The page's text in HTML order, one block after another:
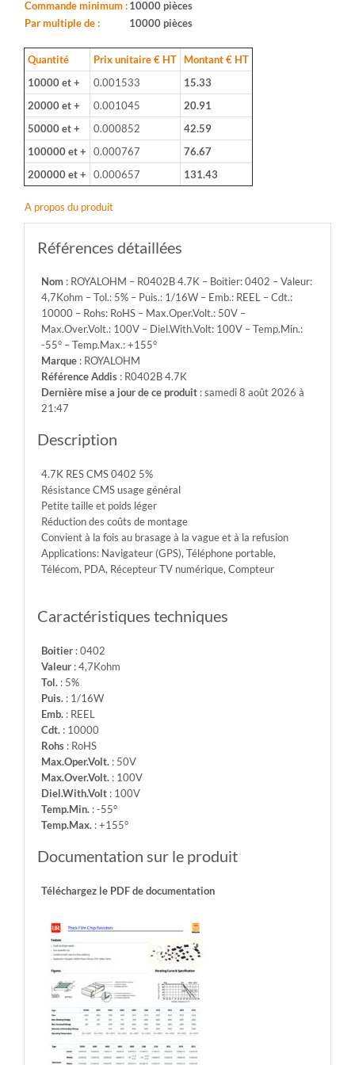
0402
-
4,7Kohm
-
Tol.:
5%
-
Puis.:
1/16W
-
Emb.:
Cdt.:
10000
Rohs:
RoHS
-
Max.Oper.Volt.:
50V
-
Max.Over.Volt.:
100V
-55°
-
Temp.Max.:
+155°
Commande minimum :10000 pièces
Par multiple de :
10000 pièces
Quantité Prix unitaire € HT
Montant € HT
10000 et +
0.001533
15.33
20000 et +
0.001045
20.91
50000 et +
0.000852
42.59
100000 et +
0.000767
76.67
200000 et +
0.000657 131.43
A propos du produit
Références détaillées
Nom: ROYALOHM – R0402B 4.7K – Boitier: 0402 – Valeur:
4,7Kohm – Tol.: 5% – Puis.: 1/16W – Emb.: REEL – Cdt.:
10000 – Rohs: RoHS – Max.Oper.Volt.: 50V –
Max.Over.Volt.: 100V – Diel.With.Volt: 100V – Temp.Min.:
-55° – Temp.Max.: +155°
Marque: ROYALOHM
Référence Addis: R0402B 4.7K
Dernière mise a jour de ce produit: samedi 8 août 2026 à
21:47
Description
4.7K RES CMS 0402 5%
Résistance CMS usage général
Petite taille et poids léger
Réduction des coûts de montage
Convient à la fois au brasage à la vague et à la refusion
Applications: Navigateur (GPS), Téléphone portable,
Télécom, PDA, Récepteur TV numérique, Compteur
Caractéristiques techniques
Boitier: 0402
Valeur: 4,7Kohm
Tol.: 5%
Puis.: 1/16W
Emb.: REEL
Cdt.: 10000
Rohs: RoHS
Max.Oper.Volt.: 50V
Max.Over.Volt.: 100V
Diel.With.Volt: 100V
Temp.Min.: -55°
Temp.Max.: +155°
Documentation sur le produit
Téléchargez le PDF de documentation